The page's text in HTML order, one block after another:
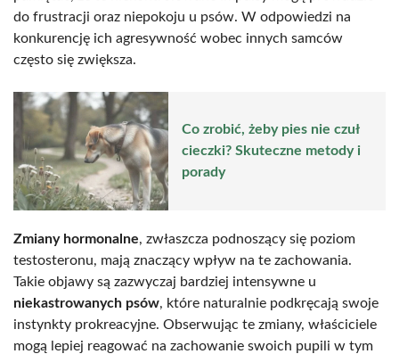
do frustracji oraz niepokoju u psów. W odpowiedzi na
konkurencję ich agresywność wobec innych samców
często się zwiększa.
Co zrobić, żeby pies nie czuł
cieczki? Skuteczne metody i
porady
Zmiany hormonalne, zwłaszcza podnoszący się poziom
testosteronu, mają znaczący wpływ na te zachowania.
Takie objawy są zazwyczaj bardziej intensywne u
niekastrowanych psów, które naturalnie podkręcają swoje
instynkty prokreacyjne. Obserwując te zmiany, właściciele
mogą lepiej reagować na zachowanie swoich pupili w tym